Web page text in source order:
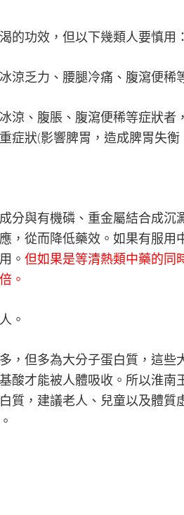
的功效，但以下幾類人要慎用：
涼乏力、腰腿冷痛、腹瀉便稀
涼、腹脹、腹瀉便稀等症狀者
症狀(影響脾胃，造成脾胃失衡
分與有機磷、重金屬結合成沉
，從而降低藥效。如果有服用
。 但如果是等清熱類中藥的同
。
。
，但多為大分子蛋白質，這些
酸才能被人體吸收。所以淮南
質，建議老人、兒童以及體質